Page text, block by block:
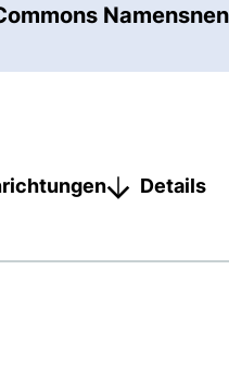
Details